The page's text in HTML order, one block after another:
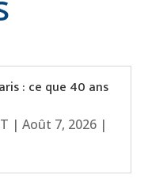
: ce que 40 ans
| Août 7, 2026|